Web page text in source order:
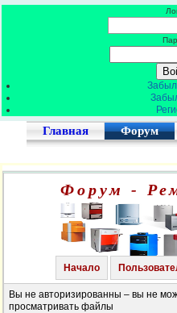
Главная Форум
Форум -
Начало
Вы не авторизированны – вы не
просматривать файлы